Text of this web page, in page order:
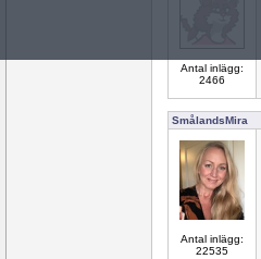
Antal inlägg:
2466
SmålandsMira
Antal inlägg:
22535